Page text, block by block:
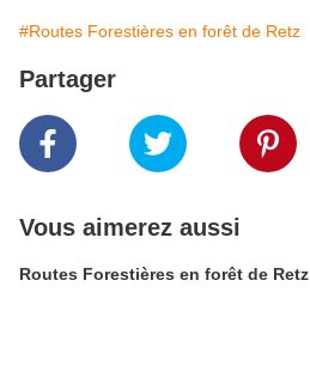
#Routes Forestières en forêt de Retz
Partager
Vous aimerez aussi
Routes Forestières en forêt de Retz